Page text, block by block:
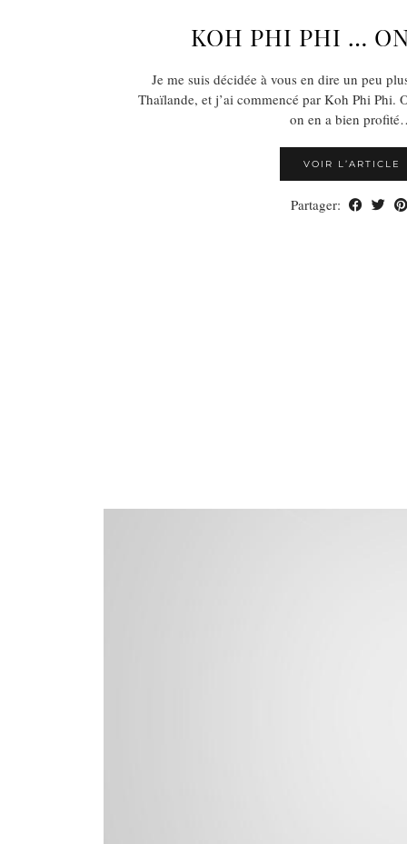
KOH PHI PHI …
Je me suis décidée à vous en dire un peu
Thaïlande, et j’ai commencé par Koh Phi Phi.
on en a bien
VOIR L’ARTICLE
Partager: